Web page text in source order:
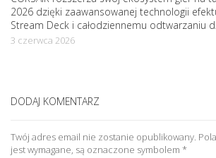
2026 dzięki zaawansowanej technologii
Stream Deck i całodziennemu odtwarzaniu
3 czerwca 2026
DODAJ KOMENTARZ
Twój adres email nie zostanie opublikowany.
jest wymagane, są oznaczone symbolem *